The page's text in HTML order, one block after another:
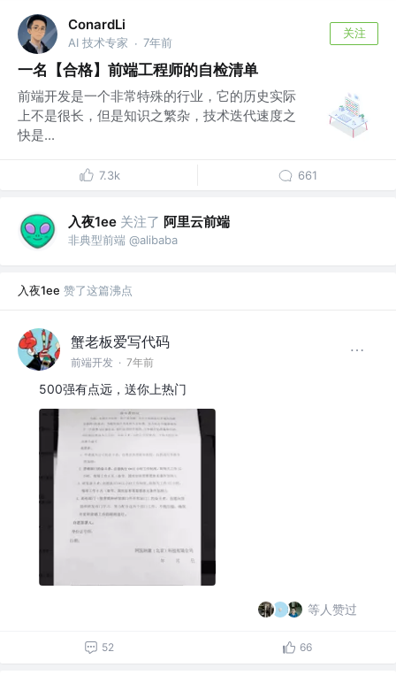
ConardLi
AI 技术专家 · 7年前
关注
一名【合格】前端工程师的自检清单
前端开发是一个非常特殊的行业，它的历史实际
上不是很长，但是知识之繁杂，技术迭代速度之
快是...
7.3k 661
入夜1ee 关注了 阿里云前端
非典型前端 @alibaba
入夜1ee 赞了这篇沸点
蟹老板爱写代码
前端开发 · 7年前
500强有点远，送你上热门
等人赞过
52 66